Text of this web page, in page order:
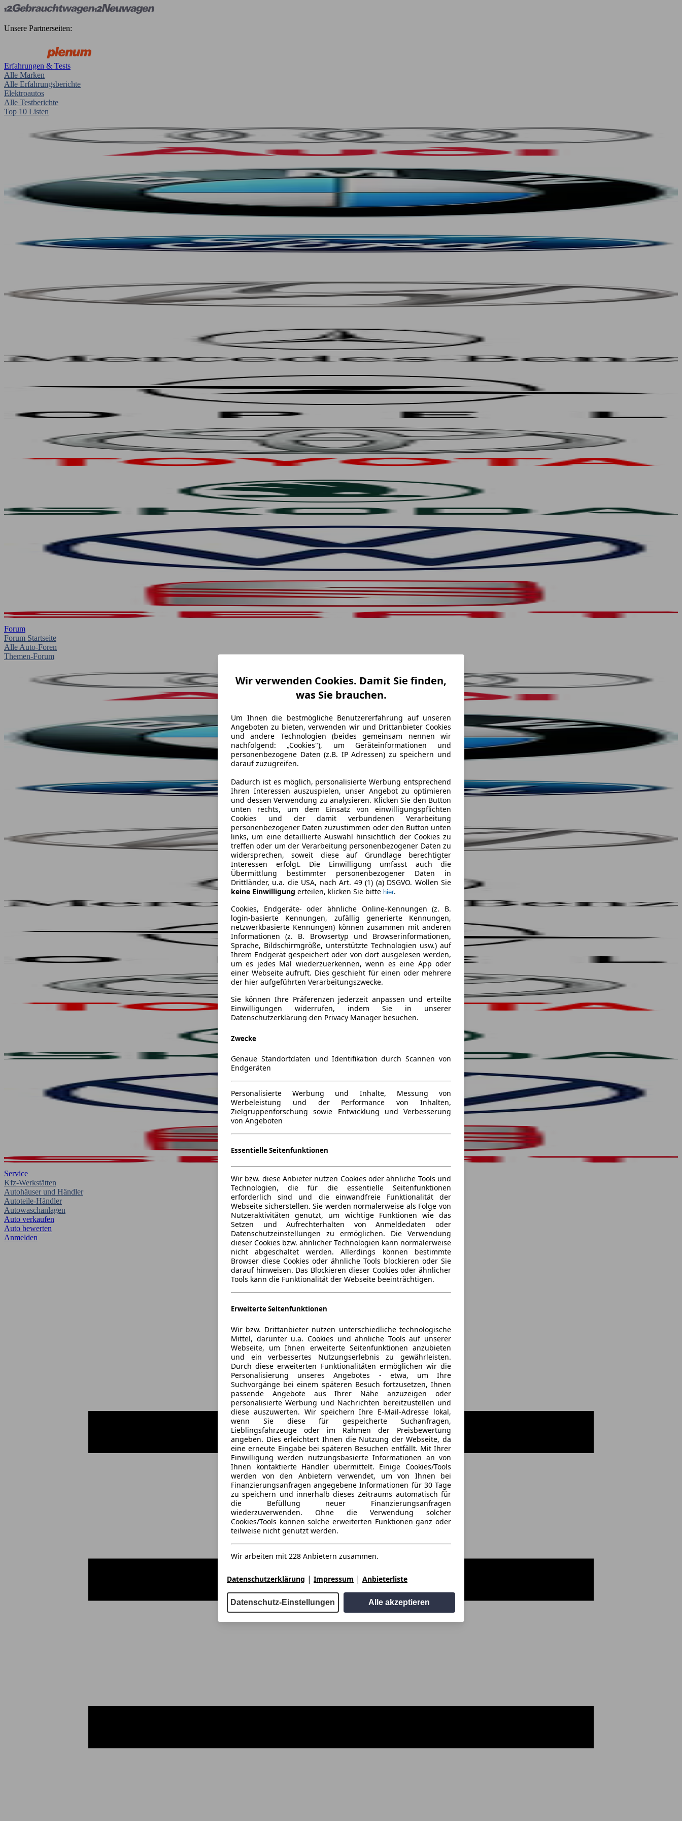
Unsere Partnerseiten:
Erfahrungen & Tests
Alle Marken
Alle Erfahrungsberichte
Elektroautos
Alle Testberichte
Top 10 Listen
Forum
Forum Startseite
Alle Auto-Foren
Themen-Forum
Service
Kfz-Werkstätten
Autohäuser und Händler
Autoteile-Händler
Autowaschanlagen
Auto verkaufen
Auto bewerten
Anmelden
Wir verwenden Cookies. Damit Sie finden,
was Sie brauchen.
Um Ihnen die bestmögliche Benutzererfahrung auf unseren
Angeboten zu bieten, verwenden wir und Drittanbieter Cookies
und andere Technologien (beides gemeinsam nennen wir
nachfolgend: „Cookies"), um Geräteinformationen und
personenbezogene Daten (z.B. IP Adressen) zu speichern und
darauf zuzugreifen.
Dadurch ist es möglich, personalisierte Werbung entsprechend
Ihren Interessen auszuspielen, unser Angebot zu optimieren
und dessen Verwendung zu analysieren. Klicken Sie den Button
unten rechts, um dem Einsatz von einwilligungspflichten
Cookies und der damit verbundenen Verarbeitung
personenbezogener Daten zuzustimmen oder den Button unten
links, um eine detaillierte Auswahl hinsichtlich der Cookies zu
treffen oder um der Verarbeitung personenbezogener Daten zu
widersprechen, soweit diese auf Grundlage berechtigter
Interessen erfolgt. Die Einwilligung umfasst auch die
Übermittlung bestimmter personenbezogener Daten in
Drittländer, u.a. die USA, nach Art. 49 (1) (a) DSGVO. Wollen Sie
keine Einwilligung erteilen, klicken Sie bitte hier.
Cookies, Endgeräte- oder ähnliche Online-Kennungen (z. B.
login-basierte Kennungen, zufällig generierte Kennungen,
netzwerkbasierte Kennungen) können zusammen mit anderen
Informationen (z. B. Browsertyp und Browserinformationen,
Sprache, Bildschirmgröße, unterstützte Technologien usw.) auf
Ihrem Endgerät gespeichert oder von dort ausgelesen werden,
um es jedes Mal wiederzuerkennen, wenn es eine App oder
einer Webseite aufruft. Dies geschieht für einen oder mehrere
der hier aufgeführten Verarbeitungszwecke.
Sie können Ihre Präferenzen jederzeit anpassen und erteilte
Einwilligungen widerrufen, indem Sie in unserer
Datenschutzerklärung den Privacy Manager besuchen.
Zwecke
Genaue Standortdaten und Identifikation durch Scannen von
Endgeräten
Personalisierte Werbung und Inhalte, Messung von
Werbeleistung und der Performance von Inhalten,
Zielgruppenforschung sowie Entwicklung und Verbesserung
von Angeboten
Essentielle Seitenfunktionen
Wir bzw. diese Anbieter nutzen Cookies oder ähnliche Tools und
Technologien, die für die essentielle Seitenfunktionen
erforderlich sind und die einwandfreie Funktionalität der
Webseite sicherstellen. Sie werden normalerweise als Folge von
Nutzeraktivitäten genutzt, um wichtige Funktionen wie das
Setzen und Aufrechterhalten von Anmeldedaten oder
Datenschutzeinstellungen zu ermöglichen. Die Verwendung
dieser Cookies bzw. ähnlicher Technologien kann normalerweise
nicht abgeschaltet werden. Allerdings können bestimmte
Browser diese Cookies oder ähnliche Tools blockieren oder Sie
darauf hinweisen. Das Blockieren dieser Cookies oder ähnlicher
Tools kann die Funktionalität der Webseite beeinträchtigen.
Erweiterte Seitenfunktionen
Wir bzw. Drittanbieter nutzen unterschiedliche technologische
Mittel, darunter u.a. Cookies und ähnliche Tools auf unserer
Webseite, um Ihnen erweiterte Seitenfunktionen anzubieten
und ein verbessertes Nutzungserlebnis zu gewährleisten.
Durch diese erweiterten Funktionalitäten ermöglichen wir die
Personalisierung unseres Angebotes - etwa, um Ihre
Suchvorgänge bei einem späteren Besuch fortzusetzen, Ihnen
passende Angebote aus Ihrer Nähe anzuzeigen oder
personalisierte Werbung und Nachrichten bereitzustellen und
diese auszuwerten. Wir speichern Ihre E-Mail-Adresse lokal,
wenn Sie diese für gespeicherte Suchanfragen,
Lieblingsfahrzeuge oder im Rahmen der Preisbewertung
angeben. Dies erleichtert Ihnen die Nutzung der Webseite, da
eine erneute Eingabe bei späteren Besuchen entfällt. Mit Ihrer
Einwilligung werden nutzungsbasierte Informationen an von
Ihnen kontaktierte Händler übermittelt. Einige Cookies/Tools
werden von den Anbietern verwendet, um von Ihnen bei
Finanzierungsanfragen angegebene Informationen für 30 Tage
zu speichern und innerhalb dieses Zeitraums automatisch für
die Befüllung neuer Finanzierungsanfragen
wiederzuverwenden. Ohne die Verwendung solcher
Cookies/Tools können solche erweiterten Funktionen ganz oder
teilweise nicht genutzt werden.
Wir arbeiten mit 228 Anbietern zusammen.
Datenschutzerklärung | Impressum | Anbieterliste
Datenschutz-Einstellungen Alle akzeptieren